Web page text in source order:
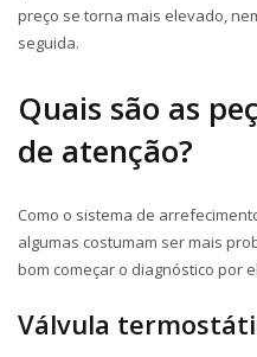
preço se torna mais elevado,
seguida.
Quais são as
de atenção?
Como o sistema de
algumas costumam ser mais
bom começar o diagnóstico por
Válvula